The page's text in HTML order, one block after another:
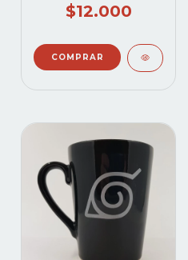
$12.000